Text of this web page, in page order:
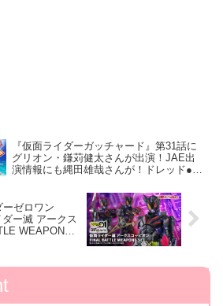
『仮面ライダーガッチャード』第31話に
グリオン・鎌苅健太さんが出演！JAE出
演情報にも縄田雄哉さんが！ドレッド●式
ーゼロワン
ダー滅 アークス
WEAPONS